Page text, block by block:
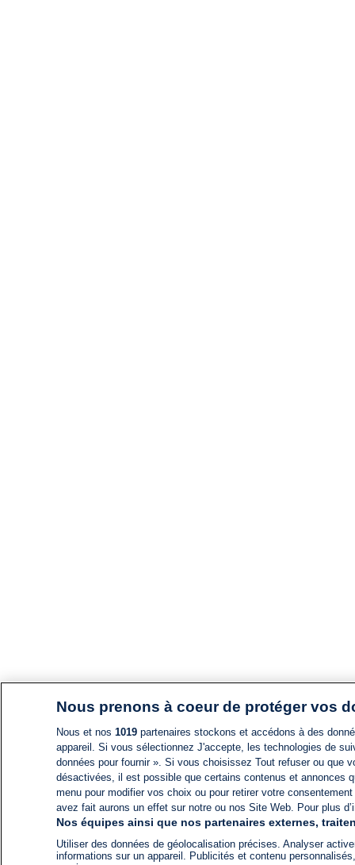
Nous prenons à coeur de protéger vos
Nous et nos 1019partenaires stockons et accédons à des
appareil. Si vous sélectionnez J'accepte, les technologies de
données pour fournir ». Si vous choisissez Tout refuser ou
désactivées, il est possible que certains contenus et annonces
menu pour modifier vos choix ou pour retirer votre
avez fait aurons un effet sur notre ou nos Site Web. Pour plus
Nos équipes ainsi que nos partenaires externes,
Utiliser des données de géolocalisation précises. Analyser
informations sur un appareil. Publicités et contenu